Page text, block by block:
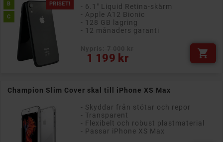
PRISET!
B
C
- 6.1" Liquid Retina-skärm
- Apple A12 Bionic
- 128 GB lagring
- 12 månaders garanti
1 199 kr
Pris 
Champion Slim Cover skal till iPhone XS Max
- Skyddar från stötar och repor
- Transparent
- Flexibelt och robust plastmaterial
- Passar iPhone XS Max